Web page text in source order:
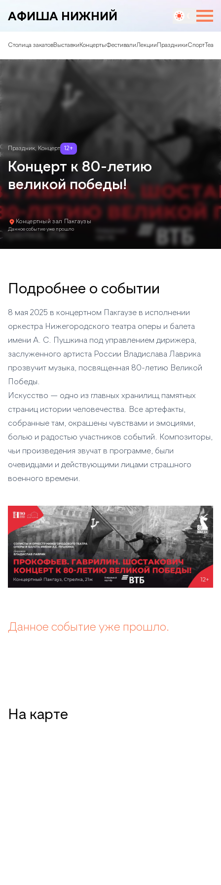
АФИША НИЖНИЙ
Столица закатовВыставкиКонцертыФестивалиЛекции ПраздникиСпорт
Праздник, Концерт 12+
Концерт к 80-летию
великой победы!
Концертный зал Пакгаузы
Данное событие уже прошло
Подробнее о событии
8 мая 2025 в концертном Пакгаузе в исполнении
оркестра Нижегородского театра оперы и балета
имени А. С. Пушкина под управлением дирижера,
заслуженного артиста России Владислава Лаврика
прозвучит музыка, посвященная 80-летию Великой
Победы.
Искусство — одно из главных хранилищ памятных
страниц истории человечества. Все артефакты,
собранные там, окрашены чувствами и эмоциями,
болью и радостью участников событий. Композиторы,
чьи произведения звучат в программе, были
очевидцами и действующими лицами страшного
военного времени.
Данное событие уже прошло.
На карте